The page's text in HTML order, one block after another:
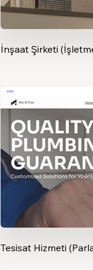
İnşaat Şirketi
Tesisat Hizmeti